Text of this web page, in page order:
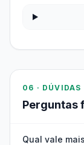
06 · DÚVIDAS
Perguntas
Qual vale